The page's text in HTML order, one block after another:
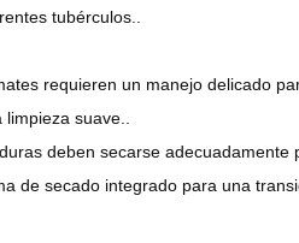
tubérculos..
requieren un manejo delicado
suave..
deben secarse
de secado integrado para una